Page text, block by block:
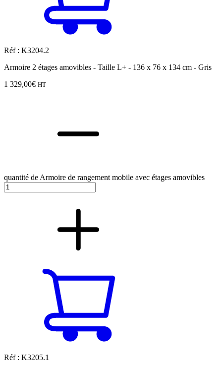
Réf : K3204.2
Armoire 2 étages amovibles - Taille L+ - 136 x 76 x 134 cm - Gris
1 329,00€ HT
quantité de Armoire de rangement mobile avec étages amovibles
Réf : K3205.1